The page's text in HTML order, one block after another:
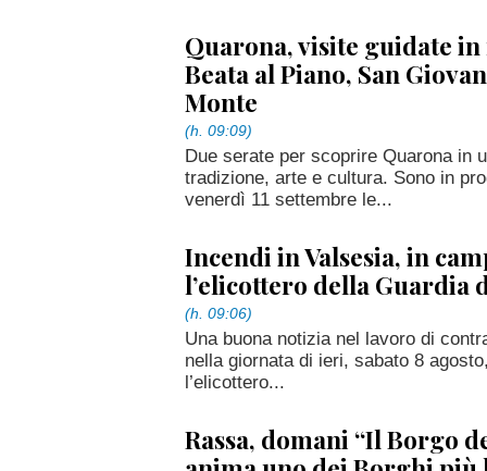
Quarona, visite guidate
Beata al Piano, San
Monte
(h. 09:09)
Due serate per scoprire Quarona in
tradizione, arte e cultura. Sono in
venerdì 11 settembre le...
Incendi in Valsesia, in
l’elicottero della Guardia
(h. 09:06)
Una buona notizia nel lavoro di
nella giornata di ieri, sabato 8
l’elicottero...
Rassa, domani “Il Borgo